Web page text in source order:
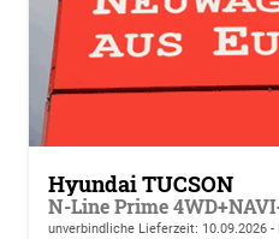
Hyundai TUCSON
unverbindliche Lieferzeit: 10.09.2026